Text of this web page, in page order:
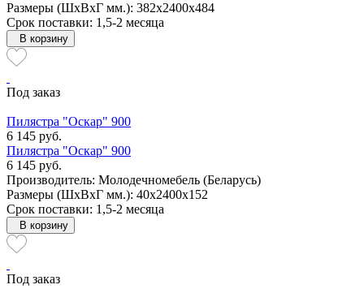
Размеры (ШxВxГ мм.): 382x2400x484
Срок поставки: 1,5-2 месяца
В корзину
Под заказ
Пилястра "Оскар" 900
6 145 руб.
Пилястра "Оскар" 900
6 145 руб.
Производитель: Молодечномебель (Беларусь)
Размеры (ШxВxГ мм.): 40x2400x152
Срок поставки: 1,5-2 месяца
В корзину
Под заказ